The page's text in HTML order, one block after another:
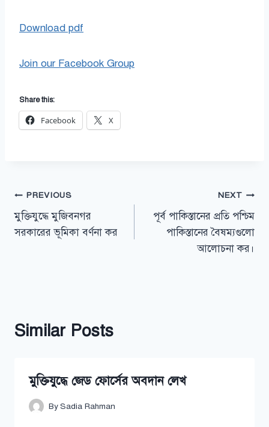
Download pdf
Join our Facebook Group
Share this:
Facebook X
Post
navigation
PREVIOUS
মুক্তিযুদ্ধে মুজিবনগর
সরকারের ভূমিকা বর্ণনা কর
NEXT
পূর্ব পাকিস্তানের প্রতি পশ্চিম
পাকিস্তানের বৈষম্যগুলো
আলোচনা কর।
Similar Posts
মুক্তিযুদ্ধে জেড ফোর্সের অবদান লেখ
BySadia Rahman